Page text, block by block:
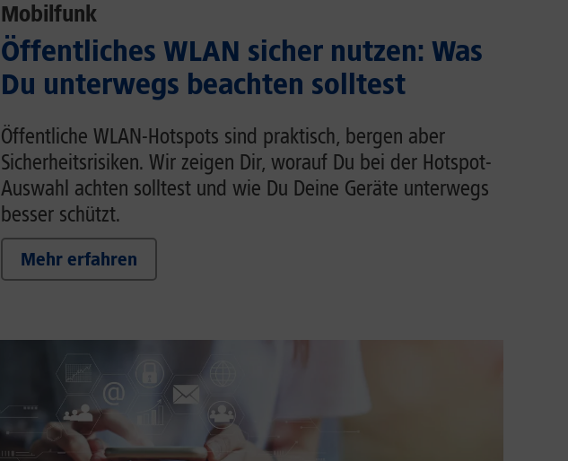
Mobilfunk
Öffentliches WLAN sicher nutzen: Was
Du unterwegs beachten solltest
Öffentliche WLAN-Hotspots sind praktisch, bergen aber
Sicherheitsrisiken. Wir zeigen Dir, worauf Du bei der Hotspot-
Auswahl achten solltest und wie Du Deine Geräte unterwegs
besser schützt.
Mehr erfahren